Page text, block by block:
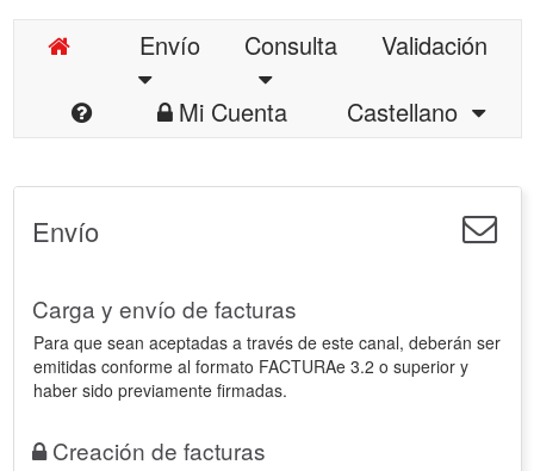
Envío Consulta
Validación
Mi Cuenta
Castellano
Envío
Carga y envío de facturas
Para que sean aceptadas a través de este canal, deberán ser
emitidas conforme al formato FACTURAe 3.2 o superior y
haber sido previamente firmadas.
Creación de facturas